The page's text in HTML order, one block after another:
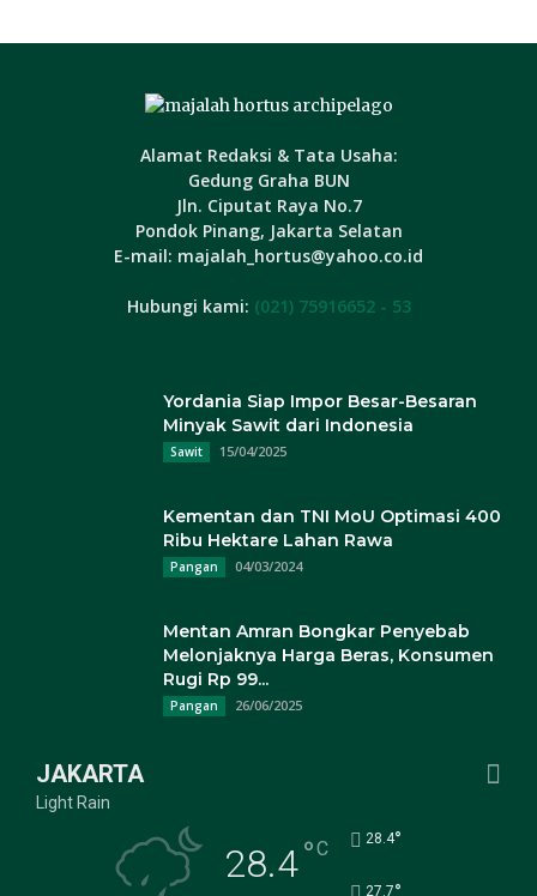
Alamat Redaksi & Tata Usaha:
Gedung Graha BUN
Jln. Ciputat Raya No.7
Pondok Pinang, Jakarta Selatan
E-mail: majalah_hortus@yahoo.co.id
Hubungi kami: (021) 75916652 - 53
Yordania Siap Impor Besar-Besaran
Minyak Sawit dari Indonesia
Sawit 15/04/2025
Kementan dan TNI MoU Optimasi 400
Ribu Hektare Lahan Rawa
Pangan 04/03/2024
Mentan Amran Bongkar Penyebab
Melonjaknya Harga Beras, Konsumen
Rugi Rp 99...
Pangan 26/06/2025
JAKARTA
Light Rain
28.4°C 28.4°
27.7